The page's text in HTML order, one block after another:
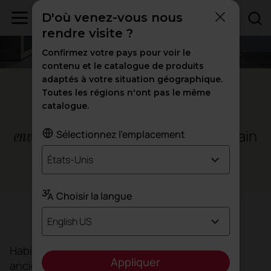
Paris - France
environnement moderneet contemporain
Habitat et Humanisme souhaitait changer ses
anciens bureaux, vieillissants et ne répondant
D'où venez-vous nous
rendre visite ?
Confirmez votre pays pour voir le
contenu et le catalogue de produits
adaptés à votre situation géographique.
Toutes les régions n'ont pas le même
catalogue.
Sélectionnez l'emplacement
États-Unis
Choisir la langue
English US
Appliquer